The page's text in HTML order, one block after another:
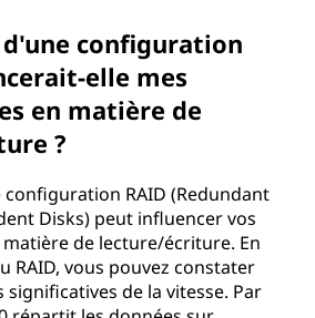
configuration
elle mes
en matière de
?
RAID (Redundant
Disks) peut influencer vos
de lecture/écriture. En
RAID, vous pouvez constater
de la vitesse. Par